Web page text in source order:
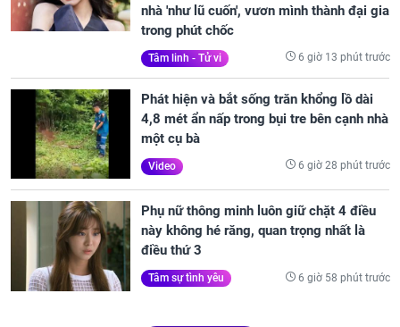
nhà 'như lũ cuốn', vươn mình thành đại gia
trong phút chốc
Tâm linh - Tử vi 6 giờ 13 phút trước
Phát hiện và bắt sống trăn khổng lồ dài
4,8 mét ẩn nấp trong bụi tre bên cạnh nhà
một cụ bà
Video 6 giờ 28 phút trước
Phụ nữ thông minh luôn giữ chặt 4 điều
này không hé răng, quan trọng nhất là
điều thứ 3
Tâm sự tình yêu 6 giờ 58 phút trước